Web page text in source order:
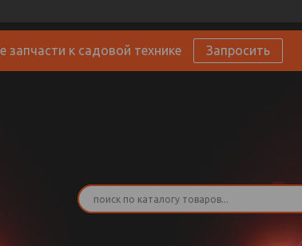
запчасти к садовой технике Запросить